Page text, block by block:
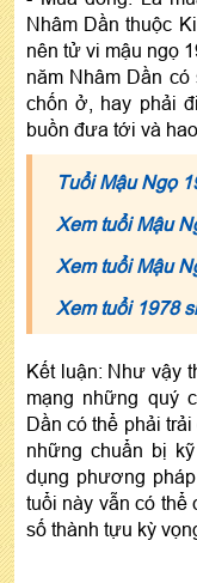
Nhâm Dần thuộc
nên tử vi mậu ngọ
năm Nhâm Dần
chốn ở, hay phải
buồn đưa tới và
Tuổi Mậu Ngọ
Xem tuổi Mậu
Xem tuổi Mậu
Xem tuổi 1978
Kết luận: Như vậy
mạng những quý
Dần có thể phải
những chuẩn bị
dụng phương
tuổi này vẫn có thể
số thành tựu kỳ